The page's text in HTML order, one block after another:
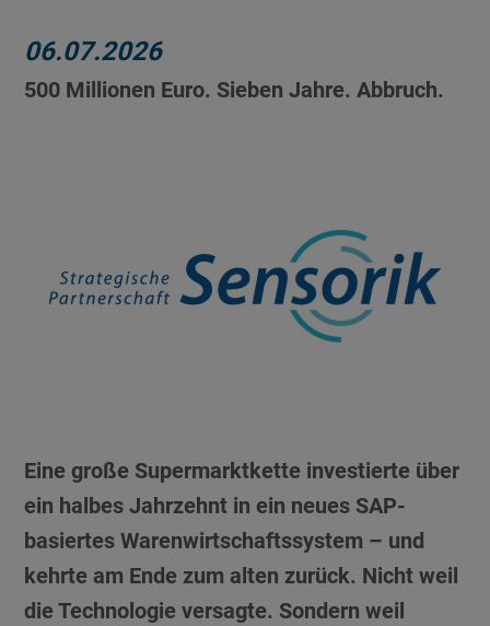
06.07.2026
500 Millionen Euro. Sieben Jahre. Abbruch.
Eine große Supermarktkette investierte über
ein halbes Jahrzehnt in ein neues SAP-
basiertes Warenwirtschaftssystem – und
kehrte am Ende zum alten zurück. Nicht weil
die Technologie versagte. Sondern weil